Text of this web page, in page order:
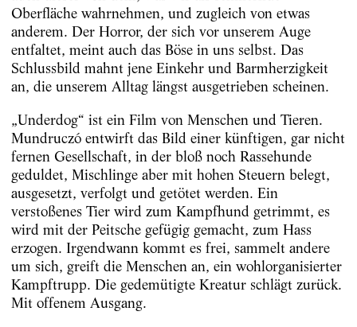
Oberfläche wahrnehmen, und zugleich von etwas
anderem. Der Horror, der sich vor unserem Auge
entfaltet, meint auch das Böse in uns selbst. Das
Schlussbild mahnt jene Einkehr und Barmherzigkeit
an, die unserem Alltag längst ausgetrieben scheinen.
„Underdog“ ist ein Film von Menschen und Tieren.
Mundruczó entwirft das Bild einer künftigen, gar nicht
fernen Gesellschaft, in der bloß noch Rassehunde
geduldet, Mischlinge aber mit hohen Steuern belegt,
ausgesetzt, verfolgt und getötet werden. Ein
verstoßenes Tier wird zum Kampfhund getrimmt, es
wird mit der Peitsche gefügig gemacht, zum Hass
erzogen. Irgendwann kommt es frei, sammelt andere
um sich, greift die Menschen an, ein wohlorganisierter
Kampftrupp. Die gedemütigte Kreatur schlägt zurück.
Mit offenem Ausgang.